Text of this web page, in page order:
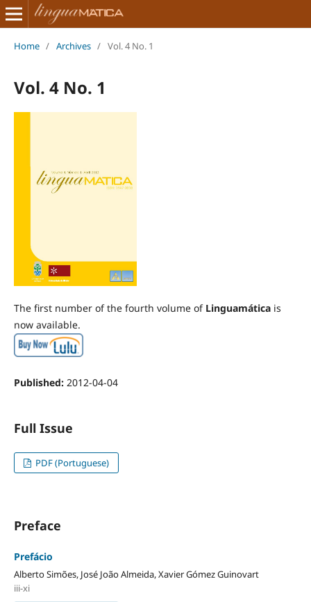
Home / Archives / Vol. 4 No. 1
Vol. 4 No. 1
The first number of the fourth volume of Linguamáticais
now available.
Published: 2012-04-04
Full Issue
PDF (Portuguese)
Preface
Prefácio
Alberto Simões, José João Almeida, Xavier Gómez Guinovart
iii-xi